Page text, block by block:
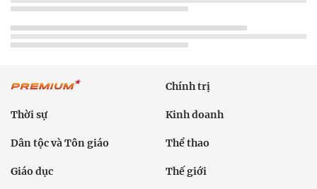
Chính trị
Thời sự Kinh doanh
Dân tộc và Tôn giáo Thể thao
Giáo dục Thế giới